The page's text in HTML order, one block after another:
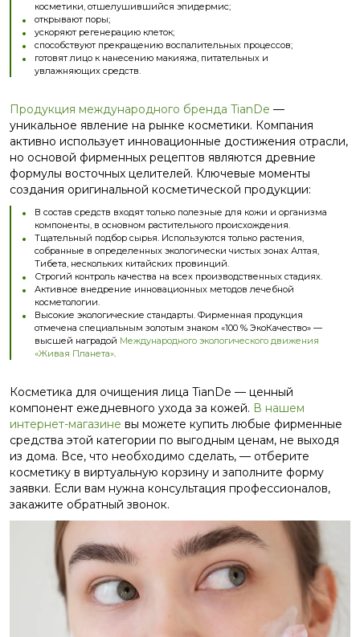
косметики, отшелушившийся эпидермис;
открывают поры;
ускоряют регенерацию клеток;
способствуют прекращению воспалительных процессов;
готовят лицо к нанесению макияжа, питательных и
увлажняющих средств.
Продукция международного бренда TianDe —
уникальное явление на рынке косметики. Компания
активно использует инновационные достижения отрасли,
но основой фирменных рецептов являются древние
формулы восточных целителей. Ключевые моменты
создания оригинальной косметической продукции:
В состав средств входят только полезные для кожи и организма
компоненты, в основном растительного происхождения.
Тщательный подбор сырья. Используются только растения,
собранные в определенных экологически чистых зонах Алтая,
Тибета, нескольких китайских провинций.
Строгий контроль качества на всех производственных стадиях.
Активное внедрение инновационных методов лечебной
косметологии.
Высокие экологические стандарты. Фирменная продукция
отмечена специальным золотым знаком «100 % ЭкоКачество» —
высшей наградой Международного экологического движения
«Живая Планета».
Косметика для очищения лица TianDe — ценный
компонент ежедневного ухода за кожей. В нашем
интернет-магазине вы можете купить любые фирменные
средства этой категории по выгодным ценам, не выходя
из дома. Все, что необходимо сделать, — отберите
косметику в виртуальную корзину и заполните форму
заявки. Если вам нужна консультация профессионалов,
закажите обратный звонок.